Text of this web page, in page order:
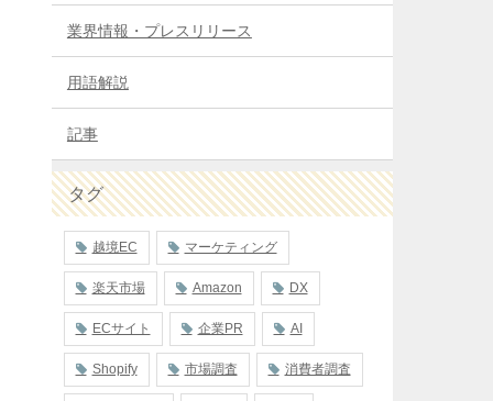
業界情報・プレスリリース
用語解説
記事
タグ
越境EC マーケティング
楽天市場 Amazon DX
ECサイト 企業PR AI
Shopify 市場調査 消費者調査